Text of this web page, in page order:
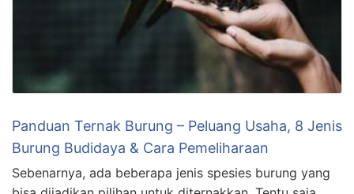
Panduan Ternak Burung – Peluang Usaha, 8 Jenis
Burung Budidaya & Cara Pemeliharaan
Sebenarnya, ada beberapa jenis spesies burung yang